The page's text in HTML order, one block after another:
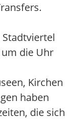
die Uhr
Kirchen
haben
die sich